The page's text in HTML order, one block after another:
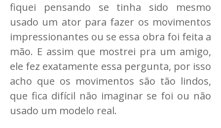
fiquei pensando se tinha sido mesmo
usado um ator para fazer os movimentos
impressionantes ou se essa obra foi feita a
mão. E assim que mostrei pra um amigo,
ele fez exatamente essa pergunta, por isso
acho que os movimentos são tão lindos,
que fica difícil não imaginar se foi ou não
usado um modelo real.